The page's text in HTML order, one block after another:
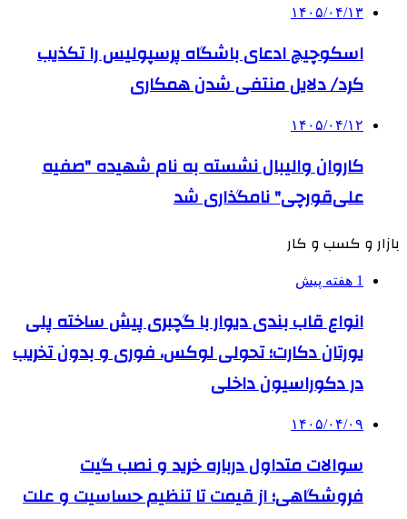
۱۴۰۵/۰۴/۱۳
اسکوچیچ ادعای باشگاه پرسپولیس را تکذیب
کرد/ دلایل منتفی شدن همکاری
۱۴۰۵/۰۴/۱۲
کاروان والیبال نشسته به نام شهیده "صفیه
علی‌قورچی" نامگذاری شد
بازار و کسب و کار
1 هفته پیش
انواع قاب بندی دیوار با گچبری پیش ساخته پلی
یورتان دکارت؛ تحولی لوکس، فوری و بدون تخریب
در دکوراسیون داخلی
۱۴۰۵/۰۴/۰۹
سوالات متداول درباره خرید و نصب گیت
فروشگاهی؛ از قیمت تا تنظیم حساسیت و علت